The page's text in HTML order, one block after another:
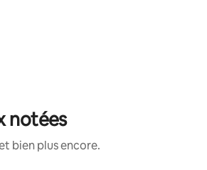
notées
bien plus encore.